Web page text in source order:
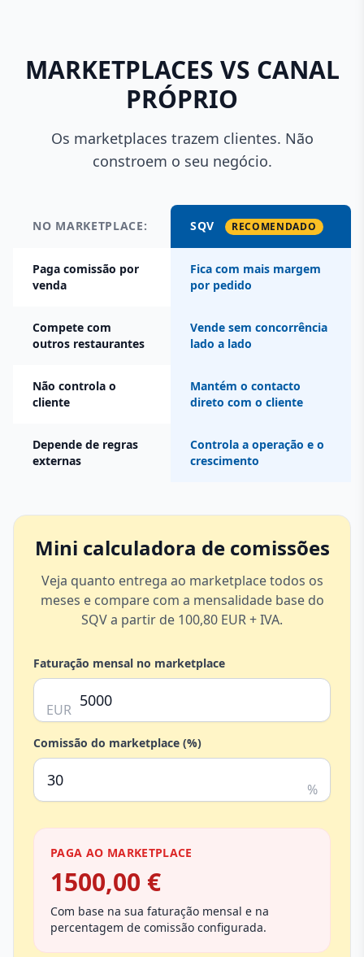
MARKETPLACES VS CANAL
PRÓPRIO
Os marketplaces trazem clientes. Não
constroem o seu negócio.
NO MARKETPLACE: SQV RECOMENDADO
Paga comissão por
venda
Fica com mais margem
por pedido
Compete com
outros restaurantes
Vende sem concorrência
lado a lado
Não controla o
cliente
Mantém o contacto
direto com o cliente
Depende de regras
externas
Controla a operação e o
crescimento
Mini calculadora de comissões
Veja quanto entrega ao marketplace todos os
meses e compare com a mensalidade base do
SQV a partir de 100,80 EUR + IVA.
Faturação mensal no marketplace
EUR
Comissão do marketplace (%)
%
PAGA AO MARKETPLACE
1500,00 €
Com base na sua faturação mensal e na
percentagem de comissão configurada.